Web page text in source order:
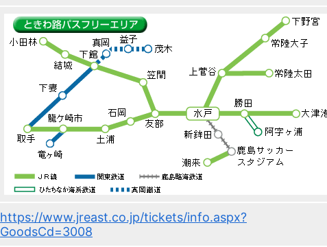
https://www.jreast.co.jp/tickets/info.aspx?
GoodsCd=3008